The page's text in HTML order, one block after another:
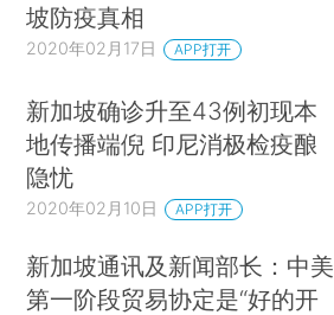
坡防疫真相
2020年02月17日 APP打开
新加坡确诊升至43例初现本
地传播端倪 印尼消极检疫酿
隐忧
2020年02月10日 APP打开
新加坡通讯及新闻部长：中美
第一阶段贸易协定是“好的开